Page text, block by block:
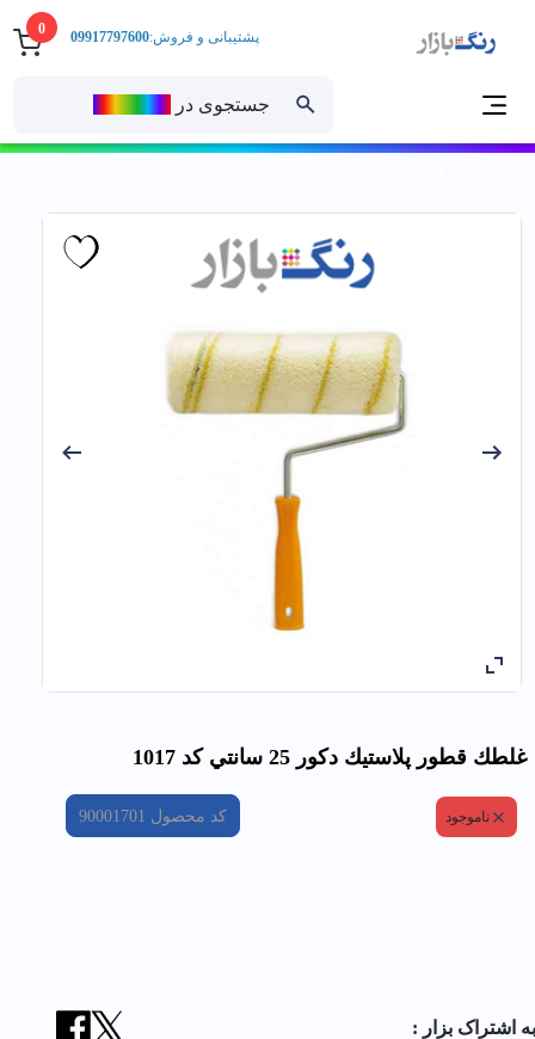
0
جستجوی در
پشتیبانی و فروش:09917797600
غلطك قطور پلاستيك دکور 25 سانتي کد 1017
ناموجود کد محصول 90001701
به اشتراک بزار :